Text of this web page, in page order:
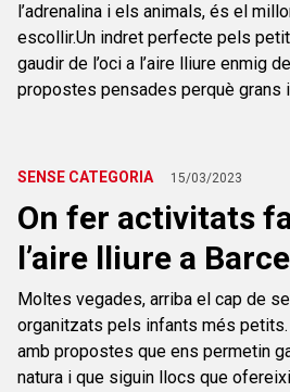
l’adrenalina i els animals, és el
escollir.Un indret perfecte pels
gaudir de l’oci a l’aire lliure enmig
propostes pensades perquè grans
SENSE CATEGORIA 15/03/2023
On fer activitats
l’aire lliure a
Moltes vegades, arriba el cap de
organitzats pels infants més
amb propostes que ens permetin
natura i que siguin llocs que